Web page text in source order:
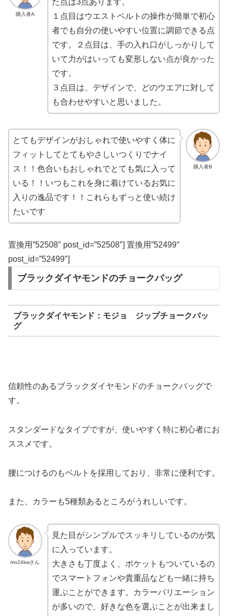
購入者A
１点目はウエストベルトの操作が簡単で初心
者でも自分の使いやすい位置に調節できる点
です。２点目は、手の入れ口がしっかりして
いて力がはいっても変形しない点が良かった
です。
３点目は、デザインで、どのウエアに対して
も合わせやすいと思いました。
購入者B
とてもデザインがおしゃれで使いやすく体に
フィットしてとてもやさしいつくりでナイ
ス！！色合いもおしゃれでとても気に入って
いる！！いつもこれを身に着けているお気に
入りの逸品です！！これらもずっと使い続け
たいです
置換用”52508″ post_id=”52508″] 置換用”52499″
post_id=”52499″]
ブラックダイヤモンドのチョークバッグ
ブラックダイヤモンド：モジョ ジップチョークバッ
グ
信頼性のあるブラックダイヤモンドのチョークバッグで
す。
スタンダードなタイプですが、使いやすく特に初心者にお
ススメです。
腰につけるのもベルトを採用しており、非常に便利です。
また、カラーも5種類あるところがうれしいです。
mn24kwさん
見た目がシンプルでスッキリしているのが気
に入っています。
大きさも丁度よく、ポケットもついているの
でスマートフォンや貴重品なども一緒に持ち
運ぶことができます。カラーバリエーション
が多いので、好きな色を選ぶことが出来まし